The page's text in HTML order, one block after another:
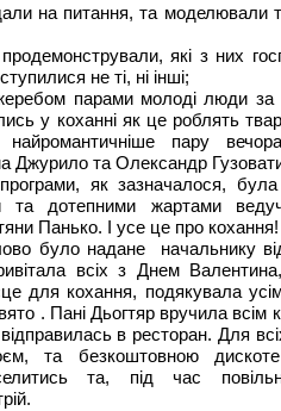
на питання, та моделювали
які з них
не ті, ні інші;
парами молоді люди за
у коханні як це роблять
найромантичніше пару
Джурило та Олександр
програми, як зазначалося,
та дотепними жартами
Панько. І усе це про кохання!
було надане начальнику
всіх з Днем
для кохання, подякувала
. Пані Дьогтяр вручила
в ресторан. Для
та безкоштовною
та, під час